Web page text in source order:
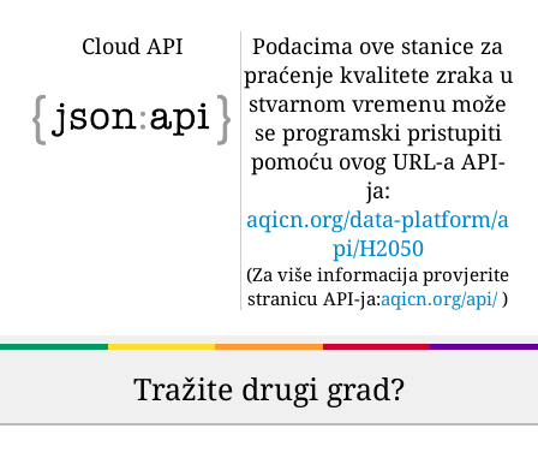
Cloud API
Podacima ove stanice za
praćenje kvalitete zraka u
stvarnom vremenu može
se programski pristupiti
pomoću ovog URL-a API-
ja:
aqicn.org/data-platform/a
pi/H2050
(Za više informacija provjerite
stranicu API-ja:aqicn.org/api/ )
Tražite drugi grad?